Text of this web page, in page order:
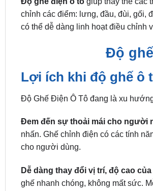
chỉnh các điểm: lưng, đầu, đùi, gối,
có thể dễ dàng linh hoạt điều chỉnh
Độ
Lợi ích khi độ ghế ô
Độ Ghế Điện Ô Tô đang là xu
Đem đến sự thoải mái cho người
nhấn. Ghế chỉnh điện có các tính
cho người dùng.
Dễ dàng thay đổi vị trí, độ cao
ghế nhanh chóng, không mất sức.